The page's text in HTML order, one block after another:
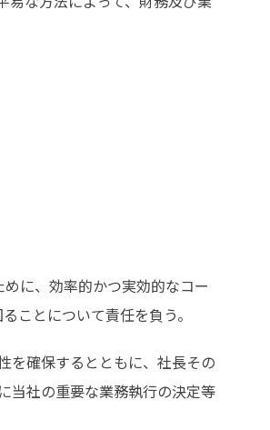
に、効率的かつ実効的なコー
ことについて責任を負う。
を確保するとともに、社長その
当社の重要な業務執行の決定等